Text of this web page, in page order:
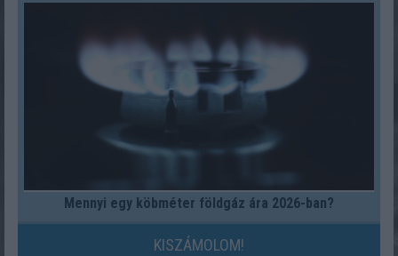
Mennyi egy köbméter földgáz ára 2026-ban?
KISZÁMOLOM!